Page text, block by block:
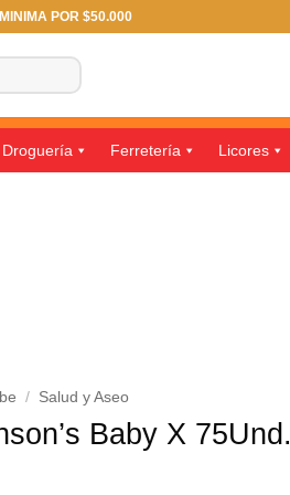
POR $50.000
Droguería Ferretería Licores
/ Salud y Aseo
Baby X 75Und.